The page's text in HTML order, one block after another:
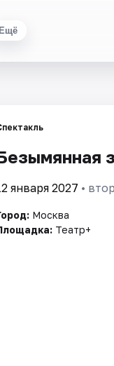
января 2027 •
Москва
Театр+